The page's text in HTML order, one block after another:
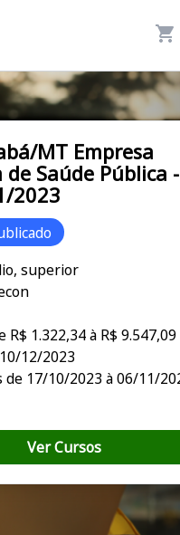
MT Empresa
Saúde Pública -
2023
superior
R$ 1.322,34 à R$ 9.547,09
12/2023
de 17/10/2023 à 06/11/
Ver Cursos